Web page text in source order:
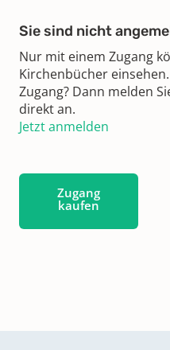
Sie sind nicht
Nur mit einem Zugang
Kirchenbücher
Zugang? Dann melden
direkt an.
Jetzt anmelden
Zugang
kaufen